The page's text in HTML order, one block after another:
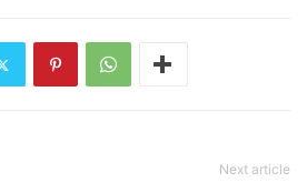
Next article